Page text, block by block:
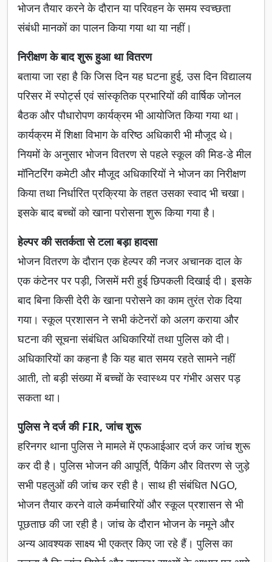
भोजन तैयार करने के दौरान या परिवहन के समय स्वच्छता
संबंधी मानकों का पालन किया गया था या नहीं।
निरीक्षण के बाद शुरू हुआ था वितरण
बताया जा रहा है कि जिस दिन यह घटना हुई, उस दिन विद्यालय
परिसर में स्पोर्ट्स एवं सांस्कृतिक प्रभारियों की वार्षिक जोनल
बैठक और पौधारोपण कार्यक्रम भी आयोजित किया गया था।
कार्यक्रम में शिक्षा विभाग के वरिष्ठ अधिकारी भी मौजूद थे।
नियमों के अनुसार भोजन वितरण से पहले स्कूल की मिड-डे मील
मॉनिटरिंग कमेटी और मौजूद अधिकारियों ने भोजन का निरीक्षण
किया तथा निर्धारित प्रक्रिया के तहत उसका स्वाद भी चखा।
इसके बाद बच्चों को खाना परोसना शुरू किया गया है।
हेल्पर की सतर्कता से टला बड़ा हादसा
भोजन वितरण के दौरान एक हेल्पर की नजर अचानक दाल के
एक कंटेनर पर पड़ी, जिसमें मरी हुई छिपकली दिखाई दी। इसके
बाद बिना किसी देरी के खाना परोसने का काम तुरंत रोक दिया
गया। स्कूल प्रशासन ने सभी कंटेनरों को अलग कराया और
घटना की सूचना संबंधित अधिकारियों तथा पुलिस को दी।
अधिकारियों का कहना है कि यह बात समय रहते सामने नहीं
आती, तो बड़ी संख्या में बच्चों के स्वास्थ्य पर गंभीर असर पड़
सकता था।
पुलिस ने दर्ज की FIR, जांच शुरू
हरिनगर थाना पुलिस ने मामले में एफआईआर दर्ज कर जांच शुरू
कर दी है। पुलिस भोजन की आपूर्ति, पैकिंग और वितरण से जुड़े
सभी पहलुओं की जांच कर रही है। साथ ही संबंधित NGO,
भोजन तैयार करने वाले कर्मचारियों और स्कूल प्रशासन से भी
पूछताछ की जा रही है। जांच के दौरान भोजन के नमूने और
अन्य आवश्यक साक्ष्य भी एकत्र किए जा रहे हैं। पुलिस का